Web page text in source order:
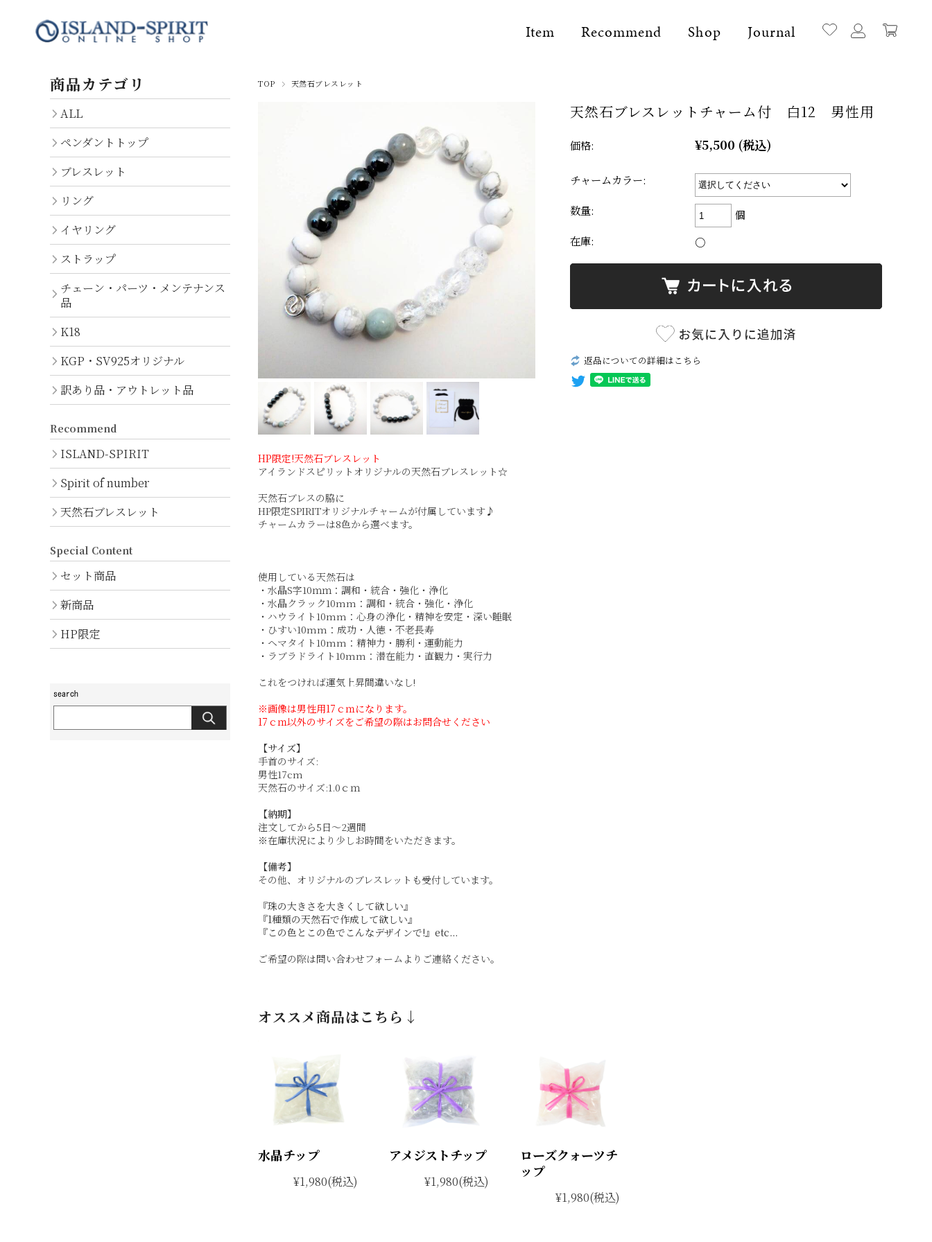
Item
ストラップ
パーツ・チェーン
K18
EC Limited Items
ここでしか手に入らない！EC限定アイテム
K18 Space Item
Recommend
ISLAND-SPIRIT
アイランドスピリットペンダントトップ
SPIRIT of Number
ナンバーアクセサリー
Natural Stone Bracelet
Shop Journal
TOP 天然石ブレスレット
天然石ブレスレットチャーム付 白12 男性用
価格: ¥5,500 (税込)
チャームカラー:
数量:
個
在庫:
○
返品についての詳細はこちら
HP限定!天然石ブレスレット
アイランドスピリットオリジナルの天然石ブレスレット☆
天然石ブレスの脇に
HP限定SPIRITオリジナルチャームが付属しています♪
チャームカラーは8色から選べます。
使用している天然石は
・水晶S字10ｍｍ：調和・統合・強化・浄化
・水晶クラック10mm：調和・統合・強化・浄化
・ハウライト10mm：心身の浄化・精神を安定・深い睡眠
・ひすい10mm：成功・人徳・不老長寿
・ヘマタイト10mm：精神力・勝利・運動能力
・ラブラドライト10mm：潜在能力・直観力・実行力
これをつければ運気上昇間違いなし!
※画像は男性用17ｃｍになります。
17ｃｍ以外のサイズをご希望の際はお問合せください
【サイズ】
手首のサイズ:
男性17cm
天然石のサイズ:1.0ｃｍ
【納期】
注文してから5日～2週間
※在庫状況により少しお時間をいただきます。
【備考】
その他、オリジナルのブレスレットも受付しています。
『珠の大きさを大きくして欲しい』
『1種類の天然石で作成して欲しい』
『この色とこの色でこんなデザインで!』etc...
ご希望の際は問い合わせフォームよりご連絡ください。
オススメ商品はこちら↓
水晶チップ
¥1,980(税込)
アメジストチップ
¥1,980(税込)
ローズクォーツチ
ップ
¥1,980(税込)
商品カテゴリ
ALL
ペンダントトップ
ブレスレット
リング
イヤリング
ストラップ
チェーン・パーツ・メンテナンス
品
K18
KGP・SV925オリジナル
訳あり品・アウトレット品
Recommend
ISLAND-SPIRIT
Spirit of number
天然石ブレスレット
Special Content
セット商品
新商品
HP限定